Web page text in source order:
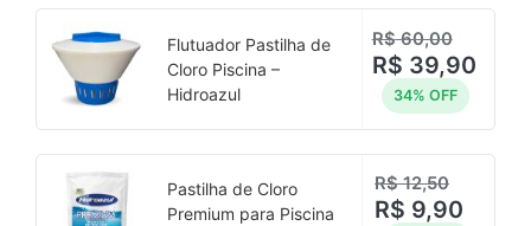
Flutuador Pastilha de
Cloro Piscina –
Hidroazul
R$60,00
R$ 39,90
34% OFF
Pastilha de Cloro
Premium para Piscina
R$12,50
R$ 9,90